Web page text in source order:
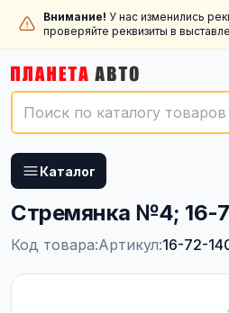
Внимание! У нас изменились
проверяйте реквизиты в
Каталог
Стремянка №4; 16-
Код товара:Артикул:16-72-